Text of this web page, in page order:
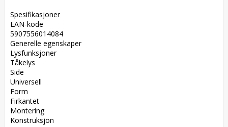
Spesifikasjoner
EAN-kode
5907556014084
Generelle egenskaper
Lysfunksjoner
Tåkelys
Side
Universell
Form
Firkantet
Montering
Konstruksjon